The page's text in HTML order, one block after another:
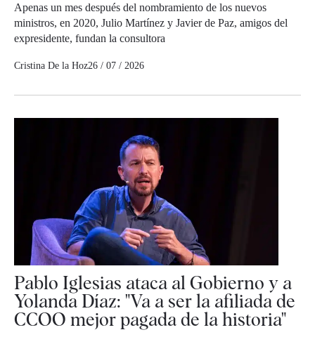
Apenas un mes después del nombramiento de los nuevos
ministros, en 2020, Julio Martínez y Javier de Paz, amigos del
expresidente, fundan la consultora
Cristina De la Hoz26 / 07 / 2026
Pablo Iglesias ataca al Gobierno y a
Yolanda Díaz: "Va a ser la afiliada de
CCOO mejor pagada de la historia"